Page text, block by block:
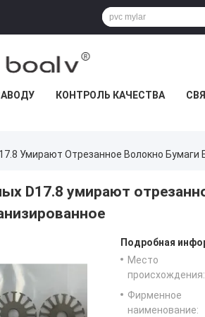
КОНТРОЛЬ КАЧЕСТВА
Умирают Отрезанное Волокно
D17.8 умирают
Подробная
Место
происхождения:
Фирменное
наименование: